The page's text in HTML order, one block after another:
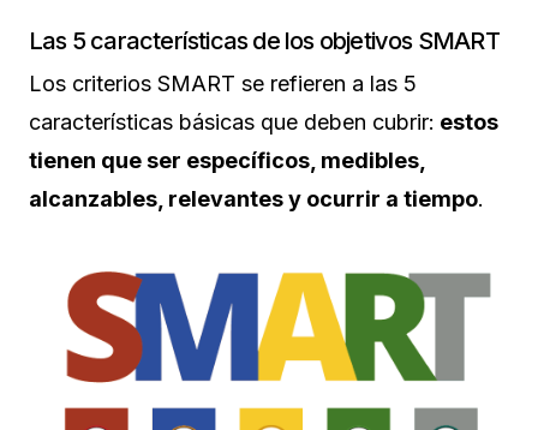
Las 5 características de los objetivos SMART
Los criterios SMART se refieren a las 5
características básicas que deben cubrir: estos
tienen que ser específicos, medibles,
alcanzables, relevantes y ocurrir a tiempo.